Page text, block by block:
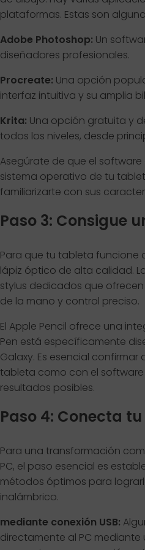
plataformas. Estas son
Adobe Photoshop: Un
diseñadores profesionales.
Procreate: Una opción
interfaz intuitiva y su amplia
Krita: Una opción gratuita y
todos los niveles, desde
Asegúrate de que el
sistema operativo de tu
familiarizarte con sus
Paso 3: Consigue
Para que tu tableta funcione
lápiz óptico de alta calidad.
stylus dedicados que
de la mano y control preciso.
El Apple Pencil ofrece una
Pen está específicamente
Galaxy. Es esencial
tableta como con el
resultados posibles.
Paso 4: Conecta
Para una transformación
PC, el paso esencial es
métodos óptimos para
inalámbrico.
mediante conexión USB:
directamente al PC mediante